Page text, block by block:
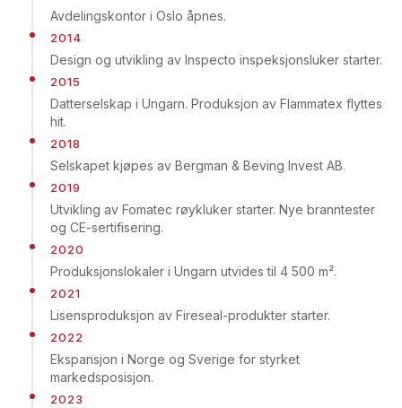
Avdelingskontor i Oslo åpnes.
2014
Design og utvikling av Inspecto inspeksjonsluker starter.
2015
Datterselskap i Ungarn. Produksjon av Flammatex flyttes
hit.
2018
Selskapet kjøpes av Bergman & Beving Invest AB.
2019
Utvikling av Fomatec røykluker starter. Nye branntester
og CE-sertifisering.
2020
Produksjonslokaler i Ungarn utvides til 4 500 m².
2021
Lisensproduksjon av Fireseal-produkter starter.
2022
Ekspansjon i Norge og Sverige for styrket
markedsposisjon.
2023